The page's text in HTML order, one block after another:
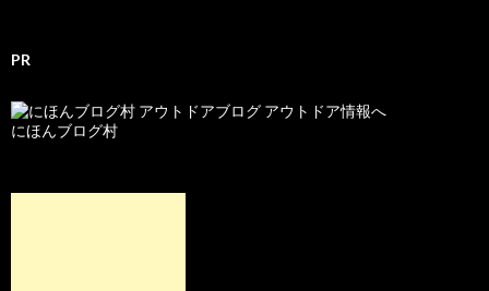
PR
にほんブログ村